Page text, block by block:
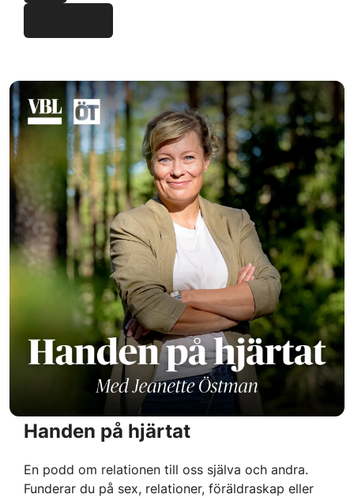
Apple Podcast
Handen på hjärtat
En podd om relationen till oss själva och andra.
Funderar du på sex, relationer, föräldraskap eller